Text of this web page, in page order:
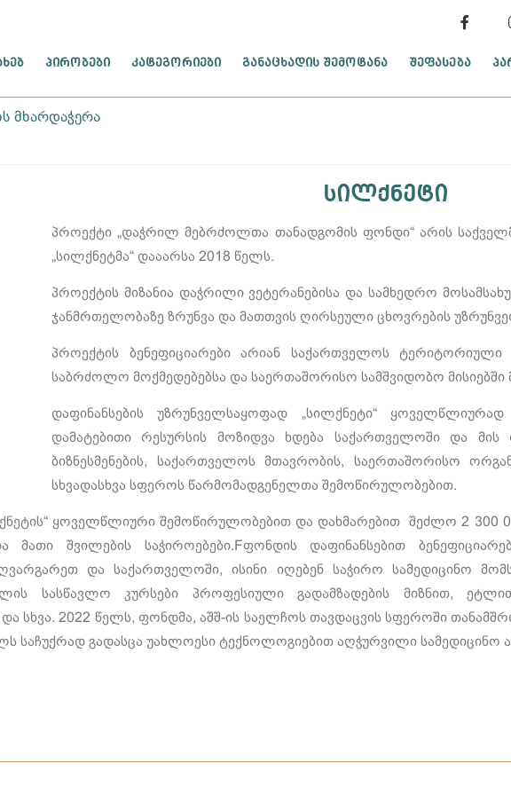
ᲞᲘᲠᲝᲑᲔᲑᲘ ᲙᲐᲢᲔᲒᲝᲠᲘᲔᲑᲘ ᲒᲐᲜᲐᲪᲮᲐᲓᲘᲡ ᲨᲔᲛᲝᲢᲐᲜᲐ ᲨᲔᲤᲐᲡᲔᲑᲐ
მხარდაჭერა
სილქნეტი
პროექტი „დაჭრილ მებრძოლთა თანადგომის ფონდი“ არის
„სილქნეტმა“ დააარსა 2018 წელს.
პროექტის მიზანია დაჭრილი ვეტერანებისა და სამხედრო
ჯანმრთელობაზე ზრუნვა და მათთვის ღირსეული ცხოვრების
პროექტის ბენეფიციარები არიან საქართველოს ტერიტორიული
საბრძოლო მოქმედებებსა და საერთაშორისო სამშვიდობო მისიებში
დაფინანსების უზრუნველსაყოფად „სილქნეტი“
დამატებითი რესურსის მოზიდვა ხდება საქართველოში და
ბიზნესმენების, საქართველოს მთავრობის, საერთაშორისო
სხვადასხვა სფეროს წარმომადგენელთა შემოწირულობებით.
ყოველწლიური შემოწირულობებით და დახმარებით შეძლო 2 300
მათი შვილების საჭიროებები.Fფონდის დაფინანსებით
და საქართველოში, ისინი იღებენ საჭირო სამედიცინო
სასწავლო კურსები პროფესიული გადამზადების მიზნით,
სხვა. 2022 წელს, ფონდმა, აშშ-ის საელჩოს თავდაცვის სფეროში
საჩუქრად გადასცა უახლოესი ტექნოლოგიებით აღჭურვილი სამედიცინო